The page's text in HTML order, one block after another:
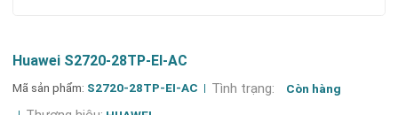
Huawei S2720-28TP-EI-AC
Mã sản phẩm: S2720-28TP-EI-AC Tình trạng: Còn hàng